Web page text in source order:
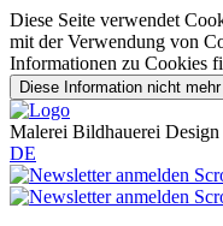
Diese Seite verwendet
mit der Verwendung von
Informationen zu Cookies
Diese Information nicht
Malerei Bildhauerei Design
DE